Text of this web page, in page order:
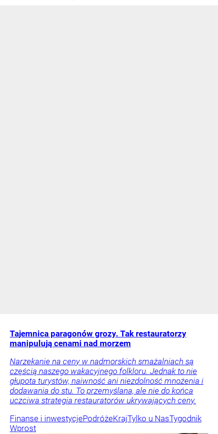
Tajemnica paragonów grozy. Tak restauratorzy
manipulują cenami nad morzem
Narzekanie na ceny w nadmorskich smażalniach są
częścią naszego wakacyjnego folkloru. Jednak to nie
głupota turystów, naiwność ani niezdolność mnożenia i
dodawania do stu. To przemyślana, ale nie do końca
uczciwa strategia restauratorów ukrywających ceny.
Finanse i inwestycjePodróżeKrajTylko u NasTygodnik
Wprost